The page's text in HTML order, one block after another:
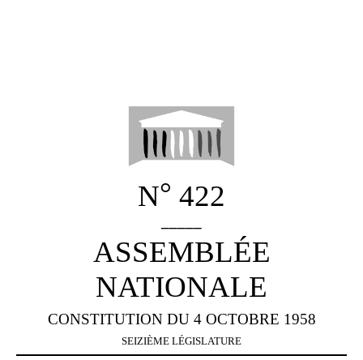
N° 422
ASSEMBLÉE
NATIONALE
CONSTITUTION DU 4 OCTOBRE 1958
SEIZIÈME LÉGISLATURE